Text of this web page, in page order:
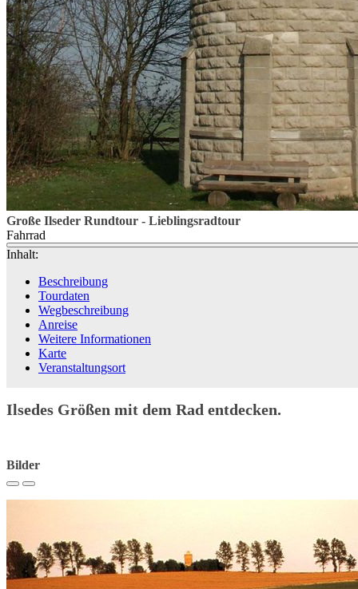
Große Ilseder Rundtour - Lieblingsradtour
Fahrrad
Inhalt:
Beschreibung
Tourdaten
Wegbeschreibung
Anreise
Weitere Informationen
Karte
Veranstaltungsort
Ilsedes Größen mit dem Rad entdecken.
Bilder